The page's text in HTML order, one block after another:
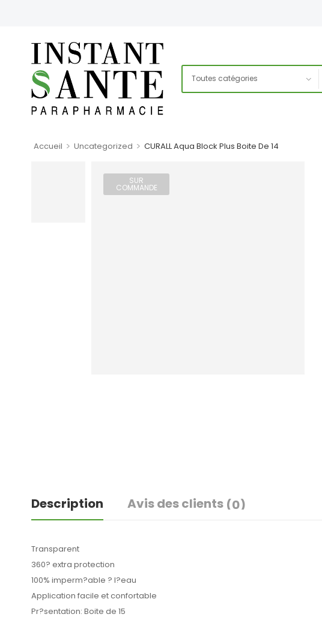
Accueil > Uncategorized > CURALL Aqua Block Plus Boite De 14
SUR
COMMANDE
Description Avis des clients (0)
Transparent
360? extra protection
100% imperm?able ? l?eau
Application facile et confortable
Pr?sentation: Boite de 15